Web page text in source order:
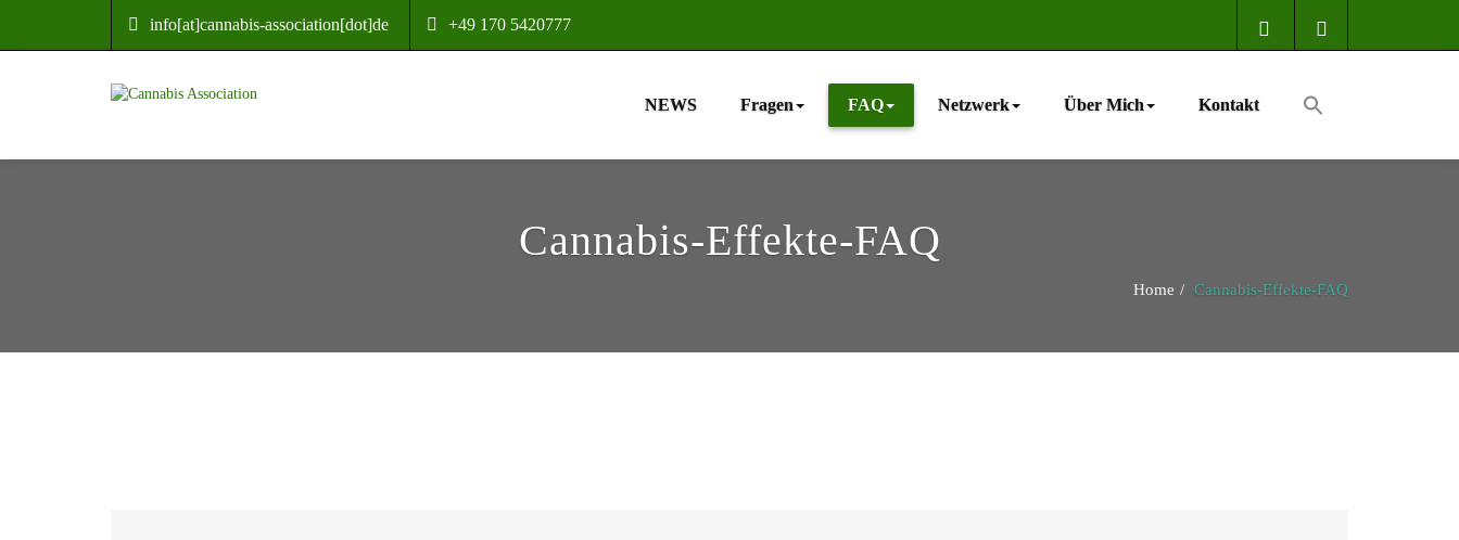
info[at]cannabis-association[dot]de +49 170 5420777
Cannabis Association
NEWS Fragen FAQ Netzwerk Über Mich Kontakt
Cannabis-Effekte-FAQ
Home Cannabis-Effekte-FAQ